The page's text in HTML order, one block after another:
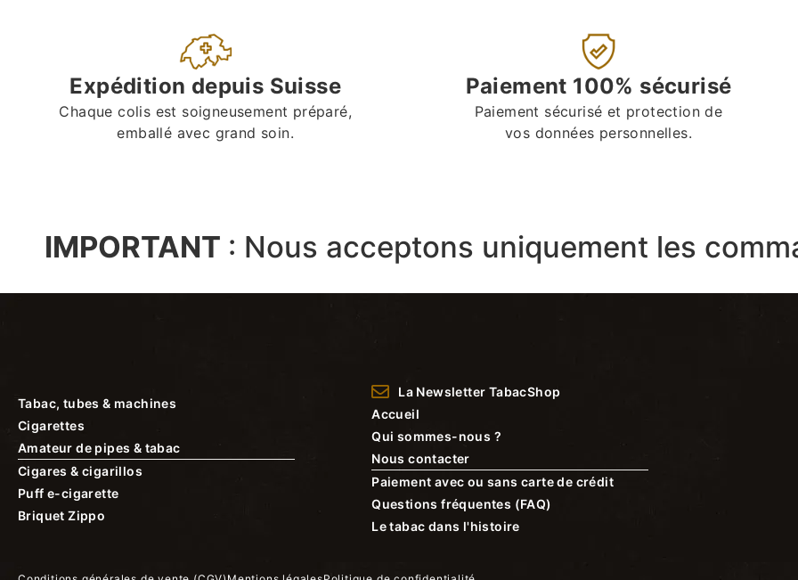
Expédition depuis Suisse
Chaque colis est soigneusement préparé,
emballé avec grand soin.
Paiement 100% sécurisé
Paiement sécurisé et protection de
vos données personnelles.
IMPORTANT : Nous acceptons uniquement les
Tabac, tubes & machines
Cigarettes
Amateur de pipes & tabac
Cigares & cigarillos
Puff e-cigarette
Briquet Zippo
La Newsletter TabacShop
Accueil
Qui sommes-nous ?
Nous contacter
Paiement avec ou sans carte de crédit
Questions fréquentes (FAQ)
Le tabac dans l'histoire